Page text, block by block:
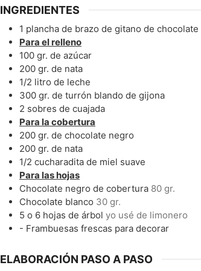
INGREDIENTES
1 plancha de brazo de gitano de chocolate
Para el relleno
100 gr. de azúcar
200 gr. de nata
1/2 litro de leche
300 gr. de turrón blando de gijona
2 sobres de cuajada
Para la cobertura
200 gr. de chocolate negro
200 gr. de nata
1/2 cucharadita de miel suave
Para las hojas
Chocolate negro de cobertura 80 gr.
Chocolate blanco 30 gr.
5 o 6 hojas de árbol yo usé de limonero
- Frambuesas frescas para decorar
ELABORACIÓN PASO A PASO